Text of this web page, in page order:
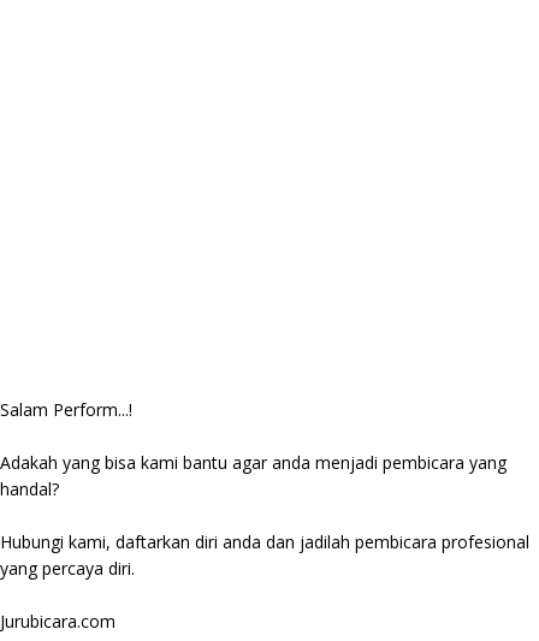
Salam Perform...!
Adakah yang bisa kami bantu agar anda menjadi pembicara yang
handal?
Hubungi kami, daftarkan diri anda dan jadilah pembicara profesional
yang percaya diri.
Jurubicara.com